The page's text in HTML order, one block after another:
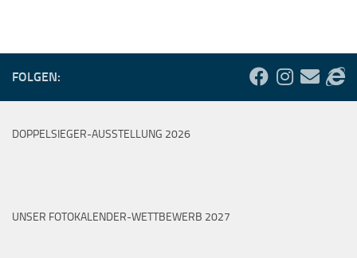
FOLGEN:
DOPPELSIEGER-AUSSTELLUNG 2026
UNSER FOTOKALENDER-WETTBEWERB 2027